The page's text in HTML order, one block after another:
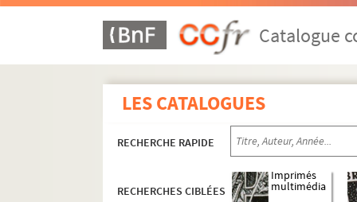
Catalogue
LES CATALOGUES
RECHERCHE RAPIDE
RECHERCHES CIBLÉES
Imprimés
multimédia